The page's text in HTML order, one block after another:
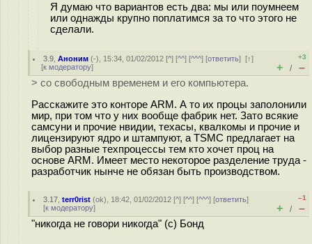
Я думаю что вариантов есть два: мы или поумнеем
или однажды крупно поплатимся за то что этого не
сделали.
3.9 ,Аноним (-), 15:34, 01/02/2012 [^] [^^] [^^^] [ответить][↑]
[к модератору]
+3
+ / –
> со свободным временем и его компьютера.
Расскажите это конторе ARM. А то их процы заполонили
мир, при том что у них вообще фабрик нет. Зато всякие
самсуни и прочие нвидии, техасы, квалкомы и прочие и
лицензируют ядро и штампуют, а TSMC предлагает на
выбор разные техпроцессы тем кто хочет проц на
основе ARM. Имеет место некоторое разделение труда -
разработчик нынче не обязан быть производством.
3.17 ,terr0rist (ok), 18:42, 01/02/2012 [^] [^^] [^^^] [ответить]
[к модератору]
–1
+ / –
"никогда не говори никогда" (с) Бонд